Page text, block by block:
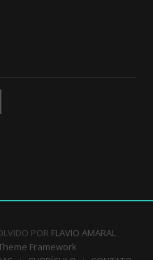
POR FLAVIO AMARAL
Framework